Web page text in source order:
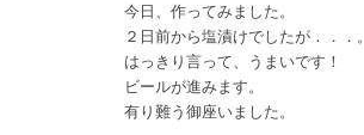
今日、作ってみました。
２日前から塩漬けでしたが．．．。
はっきり言って、うまいです！
ビールが進みます。
有り難う御座いました。